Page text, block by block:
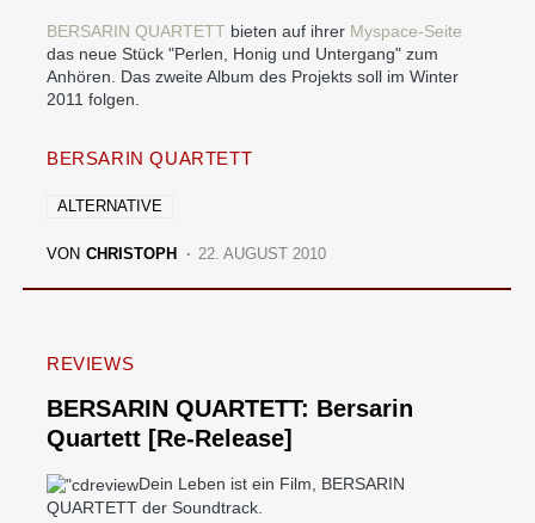
BERSARIN QUARTETT bieten auf ihrer Myspace-Seite
das neue Stück "Perlen, Honig und Untergang" zum
Anhören. Das zweite Album des Projekts soll im Winter
2011 folgen.
BERSARIN QUARTETT
ALTERNATIVE
VON CHRISTOPH 22. AUGUST 2010
REVIEWS
BERSARIN QUARTETT: Bersarin
Quartett [Re-Release]
Dein Leben ist ein Film, BERSARIN
QUARTETT der Soundtrack.